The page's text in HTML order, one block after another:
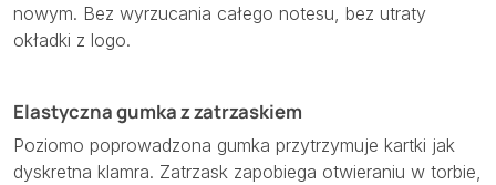
nowym. Bez wyrzucania całego notesu, bez utraty
okładki z logo.
Elastyczna gumka z zatrzaskiem
Poziomo poprowadzona gumka przytrzymuje kartki jak
dyskretna klamra. Zatrzask zapobiega otwieraniu w torbie,